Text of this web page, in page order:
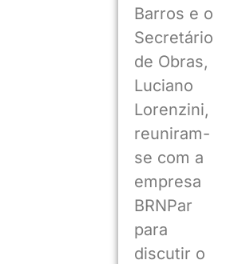
Barros e o
Secretário
de Obras,
Luciano
Lorenzini,
reuniram-
se com a
empresa
BRNPar
para
discutir o